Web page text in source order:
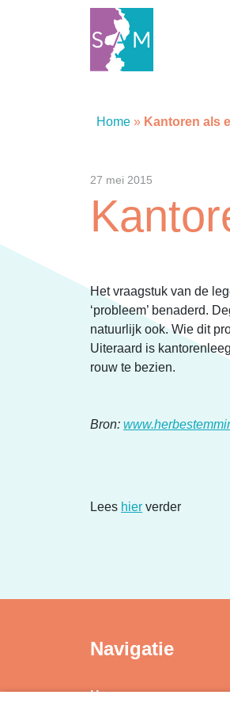
Home
Contact
SAM
Actueel
Overheid
Erfgoed
Home » Kantoren als
27 mei 2015
Het vraagstuk van de
‘probleem’ benaderd.
natuurlijk ook. Wie dit
Uiteraard is
rouw te bezien.
Bron:
Lees hier verder
Navigatie
Home